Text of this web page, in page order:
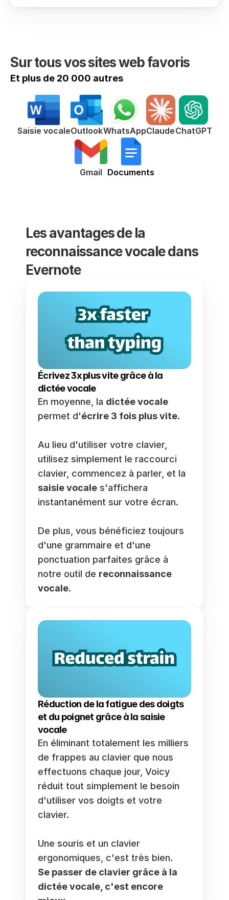
Sur tous vos sites web favoris
Saisie vocaleOutlookWhatsAppClaudeChatGPT
Gmail Documents
Et plus de 20 000 autres
Les avantages de la
reconnaissance vocale dans
Evernote
Écrivez 3x plus vite grâce à la
dictée vocale
En moyenne, la dictée vocale
permet d'écrire 3 fois plus vite.
Au lieu d'utiliser votre clavier,
utilisez simplement le raccourci
saisie vocale s'affichera
instantanément sur votre écran.
De plus, vous bénéficiez toujours
d'une grammaire et d'une
ponctuation parfaites grâce à
notre outil de reconnaissance
vocale.
Réduction de la fatigue des doigts
et du poignet grâce à la saisie
vocale
En éliminant totalement les milliers
de frappes au clavier que nous
effectuons chaque jour, Voicy
réduit tout simplement le besoin
d'utiliser vos doigts et votre
clavier.
Une souris et un clavier
ergonomiques, c'est très bien.
Se passer de clavier grâce à la
dictée vocale, c'est encore